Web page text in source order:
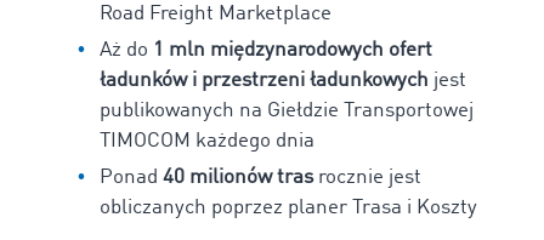
Road Freight Marketplace
Aż do 1 mln międzynarodowych ofert
ładunków i przestrzeni ładunkowych jest
publikowanych na Giełdzie Transportowej
TIMOCOM każdego dnia
Ponad 40 milionów trasrocznie jest
obliczanych poprzez planer Trasa i Koszty